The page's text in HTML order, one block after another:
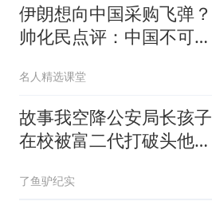
伊朗想向中国采购飞弹？
帅化民点评：中国不可能
名人精选课堂
故事我空降公安局长孩子
在校被富二代打破头他爹
了鱼驴纪实